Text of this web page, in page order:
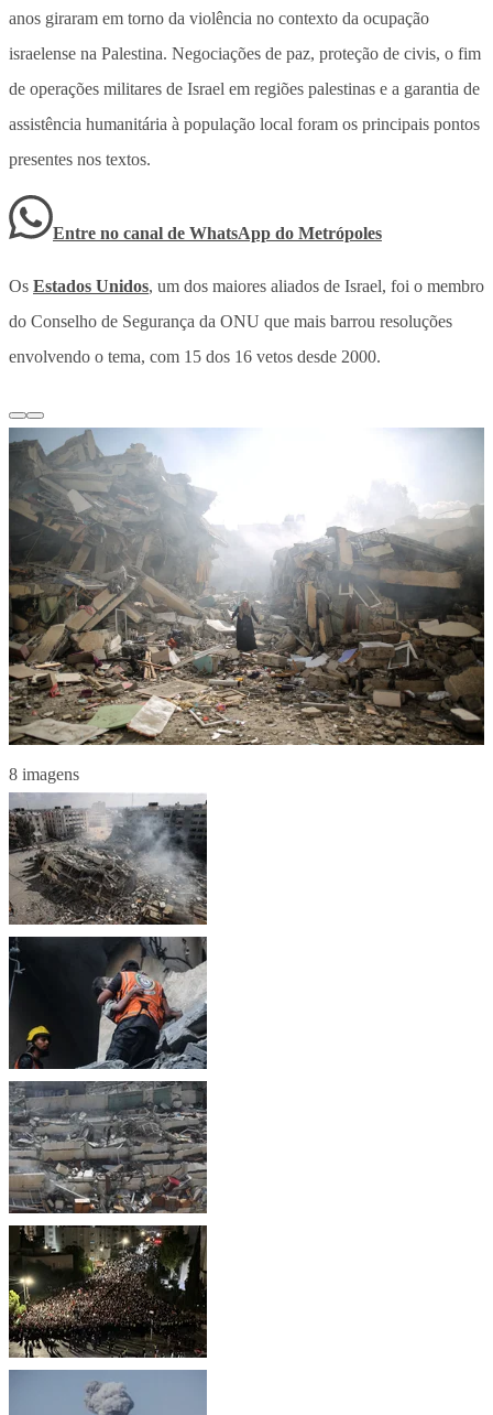
anos giraram em torno da violência no contexto da ocupação
israelense na Palestina. Negociações de paz, proteção de civis, o fim
de operações militares de Israel em regiões palestinas e a garantia de
assistência humanitária à população local foram os principais pontos
presentes nos textos.
Entre no canal de WhatsApp do Metrópoles
Os Estados Unidos, um dos maiores aliados de Israel, foi o membro
do Conselho de Segurança da ONU que mais barrou resoluções
envolvendo o tema, com 15 dos 16 vetos desde 2000.
8 imagens